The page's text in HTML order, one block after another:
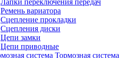
Лапки переключения передач
Ремень вариатора
Сцепление прокладки
Сцепления диски
Цепи замки
Цепи приводные
Тормозная система